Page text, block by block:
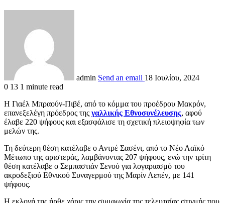
admin Send an email 18 Ιουλίου, 2024
0 13 1 minute read
Η Γιαέλ Μπραούν-Πιβέ, από το κόμμα του προέδρου Μακρόν,
επανεξελέγη πρόεδρος της γαλλικής Εθνοσυνέλευσης, αφού
έλαβε 220 ψήφους και εξασφάλισε τη σχετική πλειοψηφία των
μελών της.
Τη δεύτερη θέση κατέλαβε ο Αντρέ Σασένι, από το Νέο Λαϊκό
Μέτωπο της αριστεράς, λαμβάνοντας 207 ψήφους, ενώ την τρίτη
θέση κατέλαβε ο Σεμπαστιάν Σενού για λογαριασμό του
ακροδεξιού Εθνικού Συναγερμού της Μαρίν Λεπέν, με 141
ψήφους.
Η εκλογή της ήρθε χάρις την συμφωνία της τελευταίας στιγμής που